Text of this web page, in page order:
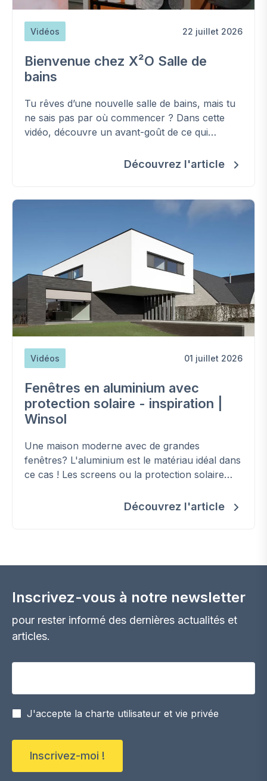
Vidéos 22 juillet 2026
Bienvenue chez X²O Salle de
bains
Tu rêves d’une nouvelle salle de bains, mais tu
ne sais pas par où commencer ? Dans cette
vidéo, découvre un avant-goût de ce qui
Découvrez l'article
Vidéos 01 juillet 2026
Fenêtres en aluminium avec
protection solaire - inspiration |
Winsol
Une maison moderne avec de grandes
fenêtres? L'aluminium est le matériau idéal dans
ce cas ! Les screens ou la protection solaire
température intérieure agréable lors des
Découvrez l'article
Inscrivez-vous à notre newsletter
pour rester informé des dernières actualités et
articles.
J'accepte la charte utilisateur et vie privée
Inscrivez-moi !